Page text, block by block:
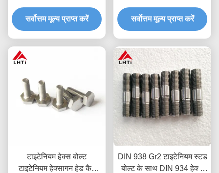
फास्टनरों
सर्वोत्तम मूल्य प्राप्त करें
एनोडाइजिंग टाइटेनियम हेक्स हेड
बोल्ट
सर्वोत्तम मूल्य प्राप्त करें
टाइटेनियम हेक्स बोल्ट
टाइटेनियम हेक्सागन हेड कैप
DIN 938 Gr2 टाइटेनियम स्टड
बोल्ट के साथ DIN 934 हेक्स